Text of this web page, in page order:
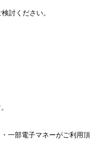
討ください。
一部電子マネーがご利用頂